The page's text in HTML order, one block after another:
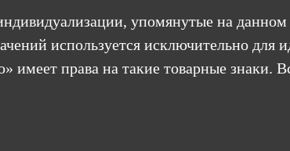
упомянутые на
используется исключительно для
имеет права на такие товарные знаки.